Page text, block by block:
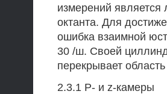
измерений является
октанта. Для
ошибка взаимной
30 /ш. Своей
перекрывает
2.3.1 Р- и z-камеры